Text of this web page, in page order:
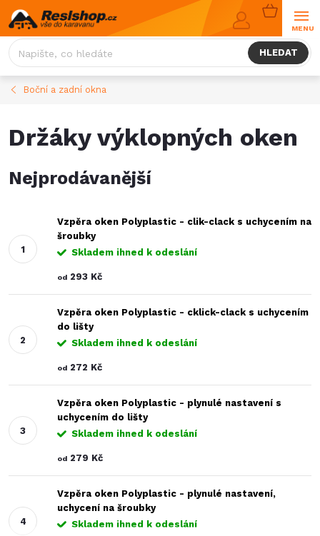
Přejít
na
obsah
HLEDAT
NÁKUPNÍ
KOŠÍK
Boční a zadní okna
Držáky výklopných oken
Nejprodávanější
Vzpěra oken Polyplastic - clik-clack s uchycením na
šroubky
Skladem ihned k odeslání
od 293 Kč
Vzpěra oken Polyplastic - cklick-clack s uchycením
do lišty
Skladem ihned k odeslání
od 272 Kč
Vzpěra oken Polyplastic - plynulé nastavení s
uchycením do lišty
Skladem ihned k odeslání
od 279 Kč
Vzpěra oken Polyplastic - plynulé nastavení,
uchycení na šroubky
Skladem ihned k odeslání